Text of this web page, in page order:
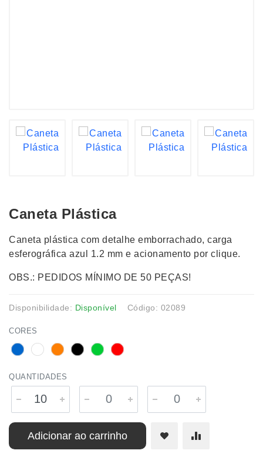
Caneta Plástica
Caneta plástica com detalhe emborrachado, carga
esferográfica azul 1.2 mm e acionamento por clique.
OBS.: PEDIDOS MÍNIMO DE 50 PEÇAS!
Disponibilidade: Disponível Código: 02089
CORES
QUANTIDADES
Adicionar ao carrinho